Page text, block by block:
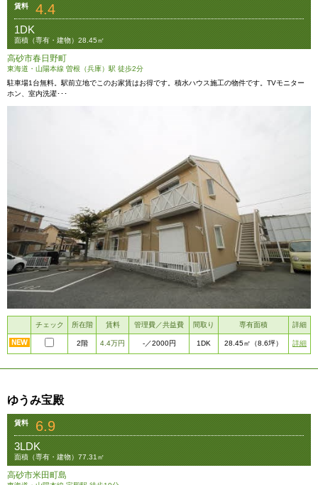
賃料 4.4
1DK
面積（専有・建物）28.45㎡
高砂市春日野町
東海道・山陽本線 曽根（兵庫）駅 徒歩2分
駐車場1台無料。駅前立地でこのお家賃はお得です。積水ハウス施工の物件です。TVモニター
ホン、室内洗濯･･･
チェック 所在階 賃料 管理費／共益費 間取り 専有面積 詳細
2階 4.4万円 -／2000円 1DK 28.45㎡ （8.6坪） 詳細
ゆうみ宝殿
賃料 6.9
3LDK
面積（専有・建物）77.31㎡
高砂市米田町島